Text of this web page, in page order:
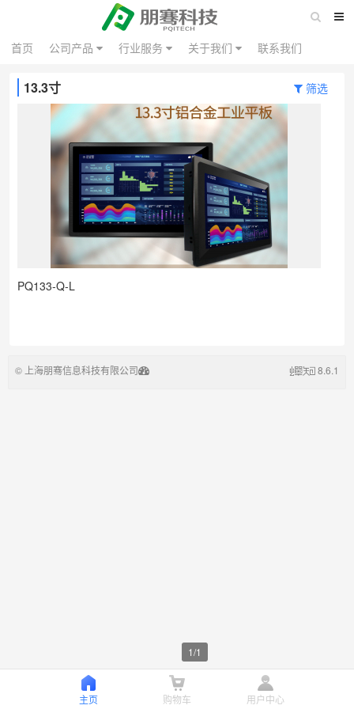
首页 公司产品 行业服务 关于我们 联系我们
13.3寸 筛选
PQ133-Q-L
1/1
© 上海朋骞信息科技有限公司 8.6.1
主页 购物车 用户中心